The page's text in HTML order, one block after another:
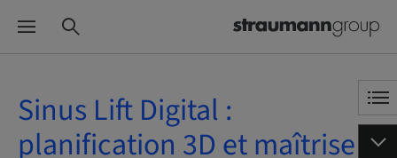
Sinus Lift Digital :
planification 3D et maîtrise